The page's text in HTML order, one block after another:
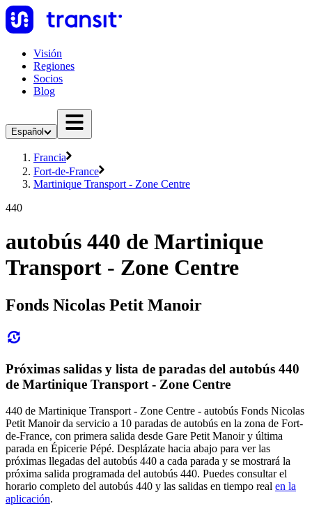
Visión
Regiones
Socios
Blog
Español
Francia
Fort-de-France
Martinique Transport - Zone Centre
440
autobús 440 de Martinique
Transport - Zone Centre
Fonds Nicolas Petit Manoir
Próximas salidas y lista de paradas del autobús 440
de Martinique Transport - Zone Centre
440 de Martinique Transport - Zone Centre - autobús Fonds Nicolas
Petit Manoir da servicio a 10 paradas de autobús en la zona de Fort-
de-France, con primera salida desde Gare Petit Manoir y última
parada en Épicerie Pépé. Desplázate hacia abajo para ver las
próximas llegadas del autobús 440 a cada parada y se mostrará la
próxima salida programada del autobús 440. Puedes consultar el
horario completo del autobús 440 y las salidas en tiempo real en la
aplicación.